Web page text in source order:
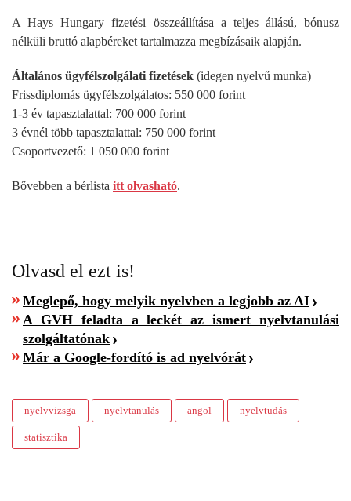
A Hays Hungary fizetési összeállítása a teljes állású, bónusz
nélküli bruttó alapbéreket tartalmazza megbízásaik alapján.
Általános ügyfélszolgálati fizetések (idegen nyelvű munka)
Frissdiplomás ügyfélszolgálatos: 550 000 forint
1-3 év tapasztalattal: 700 000 forint
3 évnél több tapasztalattal: 750 000 forint
Csoportvezető: 1 050 000 forint
Bővebben a bérlista itt olvasható.
Olvasd el ezt is!
Meglepő, hogy melyik nyelvben a legjobb az AI
A GVH feladta a leckét az ismert nyelvtanulási
szolgáltatónak
Már a Google-fordító is ad nyelvórát
nyelvvizsga nyelvtanulás angol nyelvtudás
statisztika